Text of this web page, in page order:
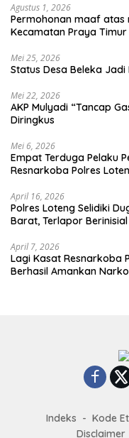
Agustus 1, 2026
Permohonan maaf atas
Kecamatan Praya
Mei 25, 2026
Status Desa Beleka
Mei 22, 2026
AKP Mulyadi “Tancap
Diringkus
Mei 6, 2026
Empat Terduga Pelaku
Resnarkoba Polres
April 16, 2026
Polres Loteng Selidiki
Barat, Terlapor Berinisial
April 7, 2026
Lagi Kasat Resnarkoba
Berhasil Amankan
Indeks Kode
Disclaimer